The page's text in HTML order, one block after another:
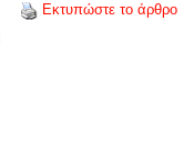
Εκτυπώστε το άρθρο